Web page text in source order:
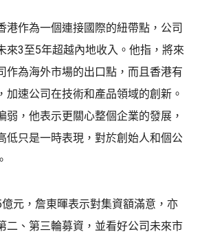
港作為一個連接國際的紐帶點，公司
來3至5年超越內地收入。他指，將來
作為海外市場的出口點，而且香港有
加速公司在技術和產品領域的創新。
弱，他表示更關心整個企業的發展，
低只是一時表現，對於創始人和個公
元，詹東暉表示對集資額滿意，亦
二、第三輪募資，並看好公司未來市